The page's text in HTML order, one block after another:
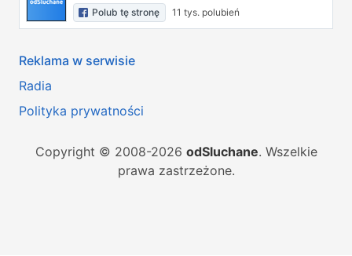
Polub tę stronę 11 tys. polubień
Reklama w serwisie
Radia
Polityka prywatności
Copyright © 2008-2026 odSluchane. Wszelkie
prawa zastrzeżone.